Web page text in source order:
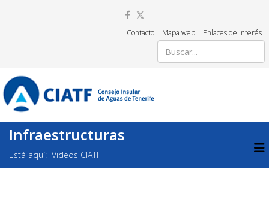
Contacto Mapa web Enlaces de interés
Infraestructuras
Está aquí: Videos CIATF